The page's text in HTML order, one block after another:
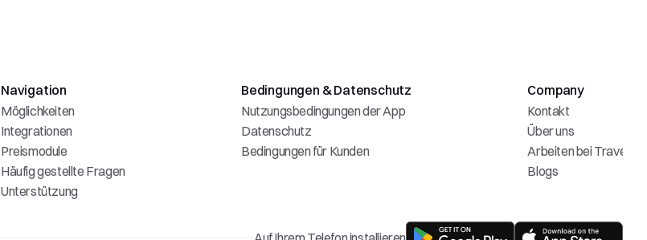
Navigation
Möglichkeiten
Integrationen
Preismodule
Häufig gestellte Fragen
Unterstützung
Bedingungen & Datenschutz
Nutzungsbedingungen der App
Datenschutz
Bedingungen für Kunden
Company
Kontakt
Über uns
Arbeiten bei Travelia
Blogs